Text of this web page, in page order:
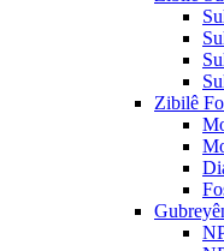
Zibilê